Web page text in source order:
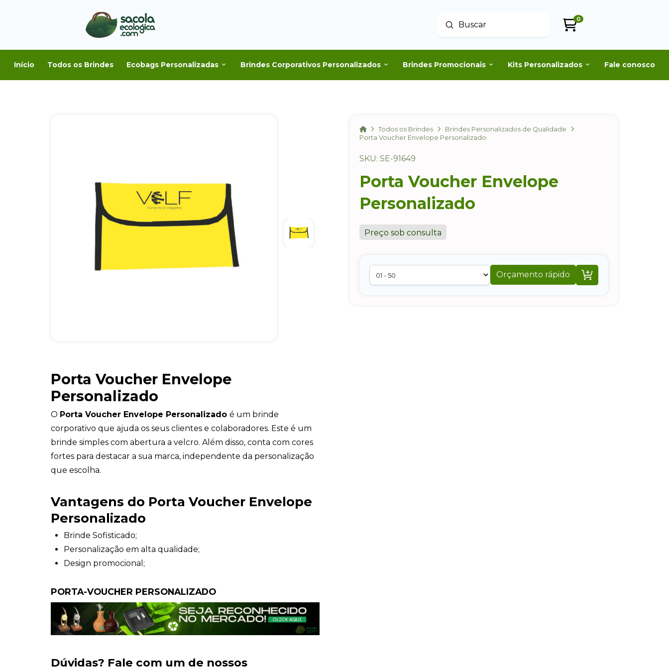
Buscar
Enviar
0
Início Todos os Brindes Ecobags Personalizadas Brindes Corporativos Personalizados Brindes Promocionais Kits Personalizados Fale conosco
HomeTodos os Brindes
Brindes Personalizados de Qualidade
Porta Voucher Envelope Personalizado
SKU: SE-91649
Porta Voucher Envelope
Personalizado
Preço sob consulta
Orçamento rápido 
Porta Voucher Envelope
Personalizado
O Porta Voucher Envelope Personalizado é um brinde
corporativo que ajuda os seus clientes e colaboradores. Este é um
brinde simples com abertura a velcro. Além disso, conta com cores
fortes para destacar a sua marca, independente da personalização
que escolha.
Vantagens do Porta Voucher Envelope
Personalizado
Brinde Sofisticado;
Personalização em alta qualidade;
Design promocional;
PORTA-VOUCHER PERSONALIZADO
Dúvidas? Fale com um de nossos